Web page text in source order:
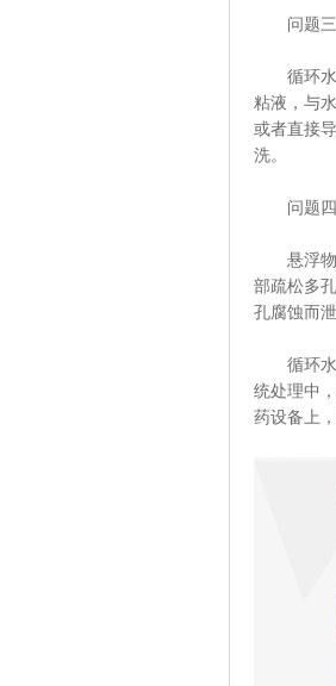
问题三
循环水中
粘液，与
或者直接
洗。
问题四
悬浮物来
部疏松多
孔腐蚀而泄
循环水处
统处理中
药设备上